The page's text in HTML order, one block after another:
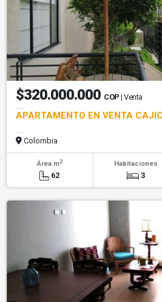
$320.000.000 COP | Venta
APARTAMENTO EN VENTA
Colombia
Área m2
62
Habitaciones
3